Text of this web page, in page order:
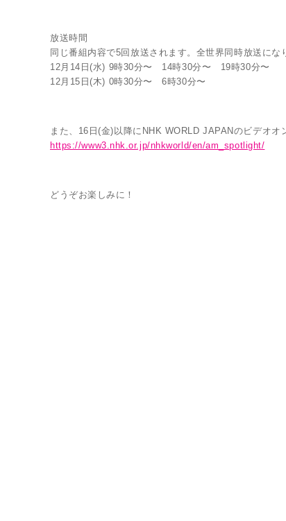
放送時間
同じ番組内容で5回放送されます。全世界同時放送にな
12月14日(水) 9時30分〜 14時30分〜 19時30分〜
12月15日(木) 0時30分〜 6時30分〜
また、16日(金)以降にNHK WORLD JAPANのビデオオ
https://www3.nhk.or.jp/nhkworld/en/am_spotlight/
どうぞお楽しみに！